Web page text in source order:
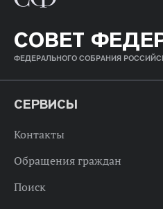
СОВЕТ
ФЕДЕРАЛЬНОГО СОБРАНИЯ
СЕРВИСЫ
Контакты
Обращения граждан
Поиск